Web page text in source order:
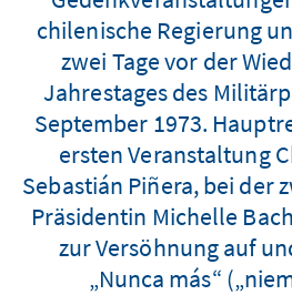
chilenische Regierung
zwei Tage vor der
Jahrestages des
September 1973.
ersten Veranstaltung
Sebastián Piñera, bei der
Präsidentin Michelle
zur Versöhnung auf
„Nunca más“